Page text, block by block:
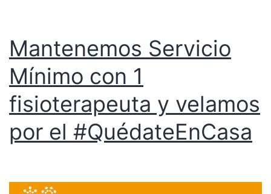
Mantenemos Servicio
Mínimo con 1
fisioterapeuta y velamos
por el #QuédateEnCasa